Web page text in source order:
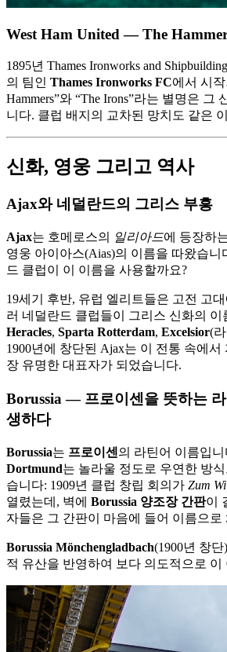
West Ham United — The
1895년 Thames Ironworks and
의 팀인 Thames Ironworks FC에서 시
Hammers”와 “The Irons”라는 별명은 그
니다. 클럽 배지의 교차된 망치도 같은
신화, 영웅 그리고 역사
Ajax와 네덜란드의 그리스 부흥
Ajax는 호메로스의 일리아드에 등장하
영웅 아이아스(Aias)의 이름을 따왔습니
드 클럽이 이 이름을 사용할까요?
19세기 후반, 유럽 엘리트들은 고전 고
러 네덜란드 클럽들이 그리스 신화의
Heracles, Sparta Rotterdam, Excelsior(
1900년에 창단된 Ajax는 이 전통 속에
장 유명한 대표자가 되었습니다.
Borussia — 프로이센을 뜻하는
생하다
Borussia는 프로이센 의 라틴어 이름입니
Dortmund는 놀라울 정도로 우연한 방
습니다: 1909년 클럽 창립 회의가 Zum
열렸는데, 벽에 Borussia 양조장 간판이
자들은 그 간판이 마음에 들어 이름으로
Borussia Mönchengladbach(1900년 창
적 유산을 반영하여 보다 의도적으로 이